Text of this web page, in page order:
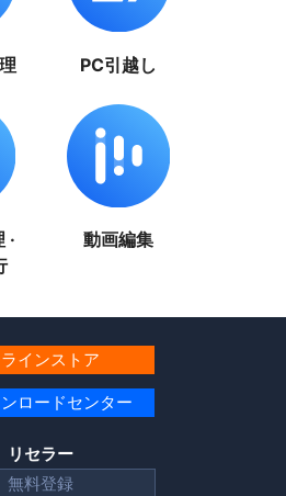
PC引越し
·
動画編集
インストア
ロードセンター
リセラー
無料登録